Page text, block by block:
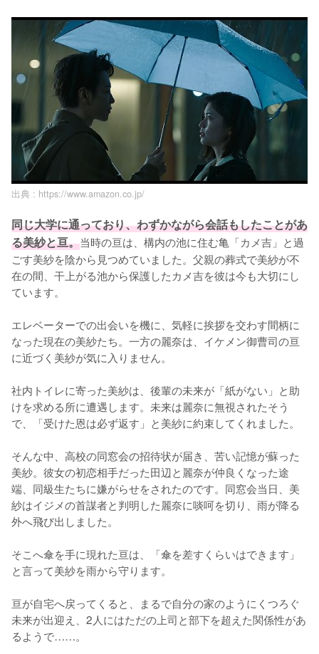
出典 : https://www.amazon.co.jp/
同じ大学に通っており、わずかながら会話もしたことがあ
る美紗と亘。当時の亘は、構内の池に住む亀「カメ吉」と過
ごす美紗を陰から見つめていました。父親の葬式で美紗が不
在の間、干上がる池から保護したカメ吉を彼は今も大切にし
ています。
エレベーターでの出会いを機に、気軽に挨拶を交わす間柄に
なった現在の美紗たち。一方の麗奈は、イケメン御曹司の亘
に近づく美紗が気に入りません。
社内トイレに寄った美紗は、後輩の未来が「紙がない」と助
けを求める所に遭遇します。未来は麗奈に無視されたそう
で、「受けた恩は必ず返す」と美紗に約束してくれました。
そんな中、高校の同窓会の招待状が届き、苦い記憶が蘇った
美紗。彼女の初恋相手だった田辺と麗奈が仲良くなった途
端、同級生たちに嫌がらせをされたのです。同窓会当日、美
紗はイジメの首謀者と判明した麗奈に啖呵を切り、雨が降る
外へ飛び出しました。
そこへ傘を手に現れた亘は、「傘を差すくらいはできます」
と言って美紗を雨から守ります。
亘が自宅へ戻ってくると、まるで自分の家のようにくつろぐ
未来が出迎え、2人にはただの上司と部下を超えた関係性があ
るようで……。